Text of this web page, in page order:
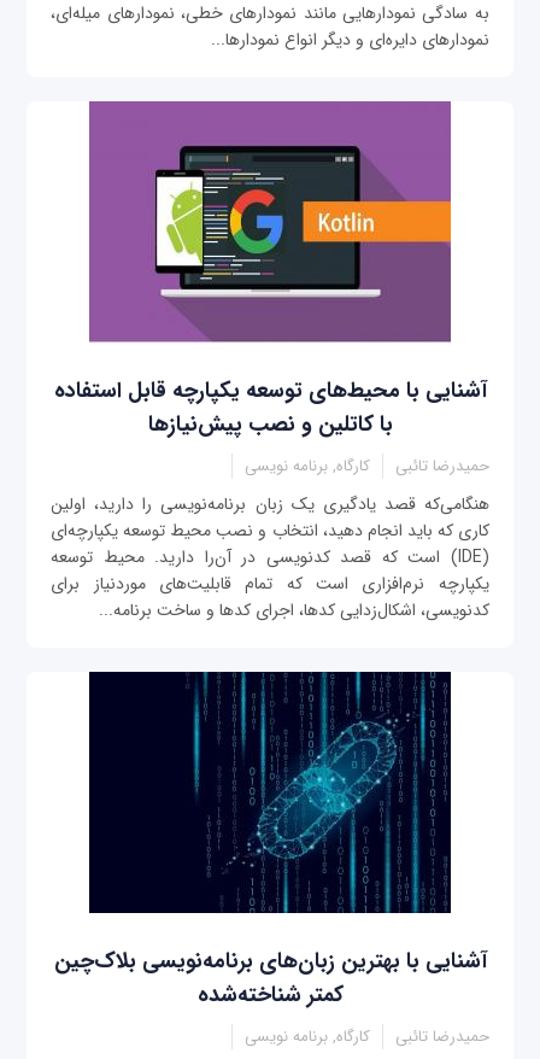
به سادگی نمودارهایی مانند نمودارهای خطی، نمودارهای میله‌ای،
نمودارهای دایره‌ای و دیگر انواع نمودارها...
آشنایی با محیط‌های توسعه یکپارچه قابل استفاده
با کاتلین و نصب پیش‌نیازها
حمیدرضا تائبی کارگاه, برنامه نویسی
هنگامی‌که قصد یادگیری یک زبان برنامه‌نویسی را دارید، اولین
کاری که باید انجام دهید، انتخاب و نصب محیط توسعه یکپارچه‌ای
(IDE) است که قصد کدنویسی در آن‌را دارید. محیط توسعه
یکپارچه نرم‌افزاری است که تمام قابلیت‌های موردنیاز برای
کدنویسی، اشکال‌زدایی کدها، اجرای کدها و ساخت برنامه...
آشنایی با بهترین زبان‌های برنامه‌نویسی بلاک‌چین
کمتر شناخته‌شده
حمیدرضا تائبی کارگاه, برنامه نویسی